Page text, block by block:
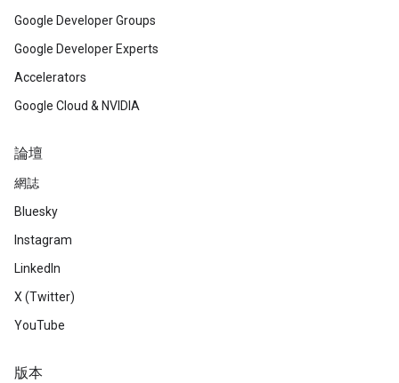
Google Developer Groups
Google Developer Experts
Accelerators
Google Cloud & NVIDIA
論壇
網誌
Bluesky
Instagram
LinkedIn
X (Twitter)
YouTube
版本